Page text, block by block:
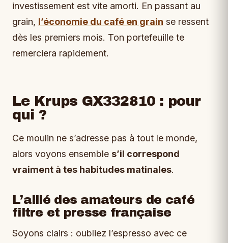
investissement est vite amorti. En passant au
grain, l’économie du café en grain se ressent
dès les premiers mois. Ton portefeuille te
remerciera rapidement.
Le Krups GX332810 : pour
qui ?
Ce moulin ne s’adresse pas à tout le monde,
alors voyons ensemble s’il correspond
vraiment à tes habitudes matinales.
L’allié des amateurs de café
filtre et presse française
Soyons clairs : oubliez l’espresso avec ce